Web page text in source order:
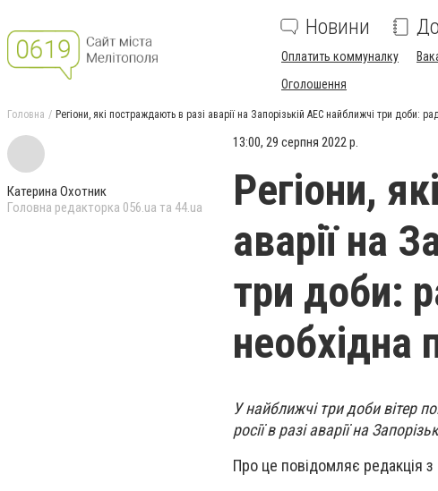
Новини
Оплатить коммуналку
Оголошення
Головна Регіони, які постраждають в разі аварії на Запорізькій АЕС найближчі три доби:
Катерина Охотник
Головна редакторка 056.ua та 44.ua
13:00, 29 серпня 2022 р.
Регіони,
аварії на
три доби:
необхідна
У найближчі три доби вітер
росії в разі аварії на
Про це повідомляє редакція